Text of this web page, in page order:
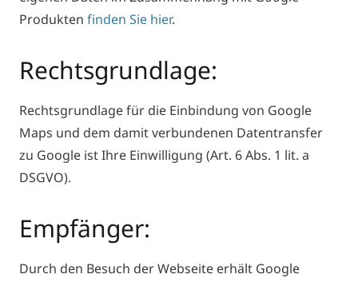
Produkten finden Sie hier.
Rechtsgrundlage:
Rechtsgrundlage für die Einbindung von Google
Maps und dem damit verbundenen Datentransfer
zu Google ist Ihre Einwilligung (Art. 6 Abs. 1 lit. a
DSGVO).
Empfänger:
Durch den Besuch der Webseite erhält Google